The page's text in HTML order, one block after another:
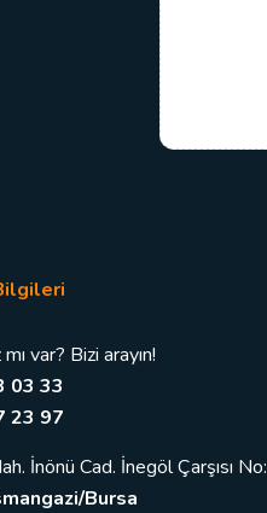
mı var? Bizi arayın!
03 33
23 97
İnönü Cad. İnegöl Çarşısı No:
Bursa